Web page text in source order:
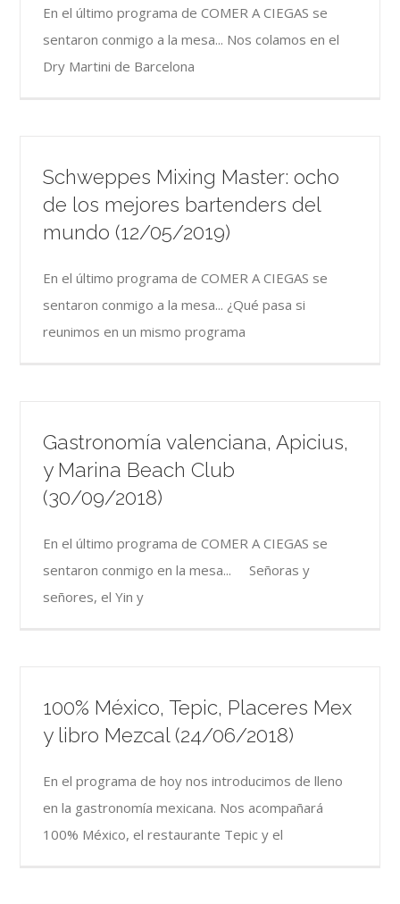
En el último programa de COMER A CIEGAS se
sentaron conmigo a la mesa... Nos colamos en el
Dry Martini de Barcelona
Schweppes Mixing Master: ocho
de los mejores bartenders del
mundo (12/05/2019)
En el último programa de COMER A CIEGAS se
sentaron conmigo a la mesa... ¿Qué pasa si
reunimos en un mismo programa
Gastronomía valenciana, Apicius,
y Marina Beach Club
(30/09/2018)
En el último programa de COMER A CIEGAS se
sentaron conmigo en la mesa... Señoras y
señores, el Yin y
100% México, Tepic, Placeres Mex
y libro Mezcal (24/06/2018)
En el programa de hoy nos introducimos de lleno
en la gastronomía mexicana. Nos acompañará
100% México, el restaurante Tepic y el